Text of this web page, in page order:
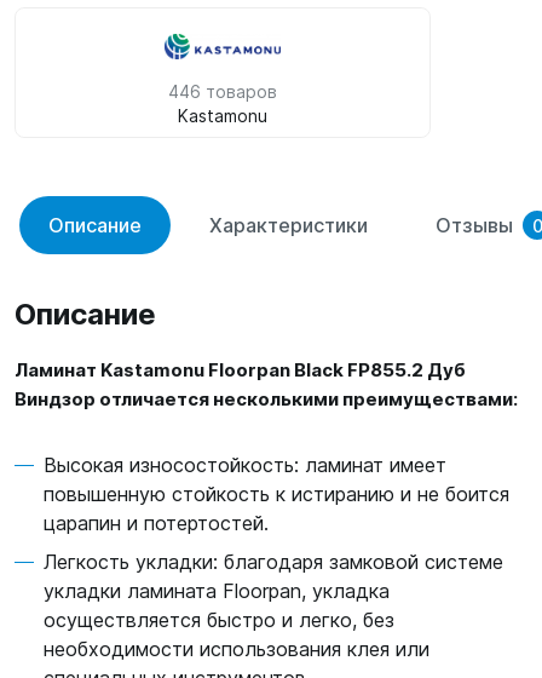
446 товаров
Kastamonu
Описание Характеристики Отзывы 0
Описание
Ламинат Kastamonu Floorpan Black FP855.2 Дуб
Виндзор отличается несколькими преимуществами:
Высокая износостойкость: ламинат имеет
повышенную стойкость к истиранию и не боится
царапин и потертостей.
Легкость укладки: благодаря замковой системе
укладки ламината Floorpan, укладка
осуществляется быстро и легко, без
необходимости использования клея или